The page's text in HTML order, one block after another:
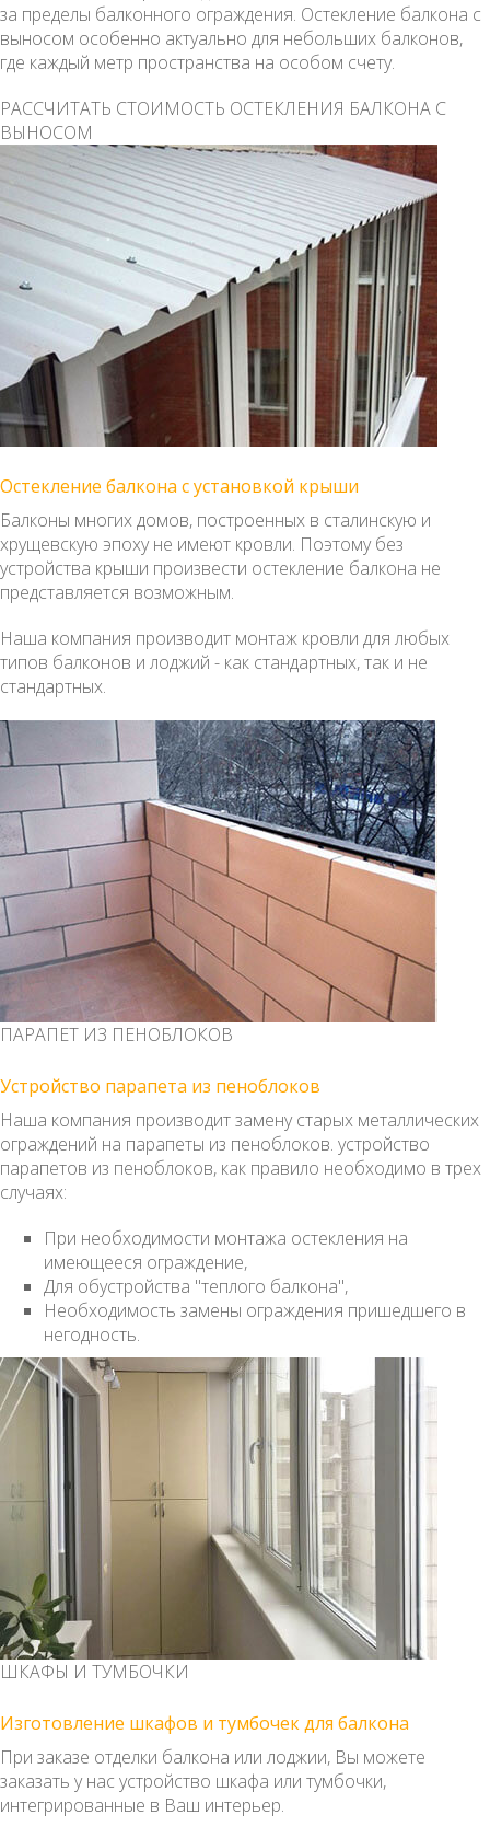
за пределы балконного ограждения. Остекление балкона с
выносом особенно актуально для небольших балконов,
где каждый метр пространства на особом счету.
РАССЧИТАТЬ СТОИМОСТЬ ОСТЕКЛЕНИЯ БАЛКОНА С
ВЫНОСОМ
Остекление балкона с установкой крыши
Балконы многих домов, построенных в сталинскую и
хрущевскую эпоху не имеют кровли. Поэтому без
устройства крыши произвести остекление балкона не
представляется возможным.
Наша компания производит монтаж кровли для любых
типов балконов и лоджий - как стандартных, так и не
стандартных.
ПАРАПЕТ ИЗ ПЕНОБЛОКОВ
Устройство парапета из пеноблоков
Наша компания производит замену старых металлических
ограждений на парапеты из пеноблоков. устройство
парапетов из пеноблоков, как правило необходимо в трех
случаях:
При необходимости монтажа остекления на
имеющееся ограждение,
Для обустройства "теплого балкона",
Необходимость замены ограждения пришедшего в
негодность.
ШКАФЫ И ТУМБОЧКИ
Изготовление шкафов и тумбочек для балкона
При заказе отделки балкона или лоджии, Вы можете
заказать у нас устройство шкафа или тумбочки,
интегрированные в Ваш интерьер.